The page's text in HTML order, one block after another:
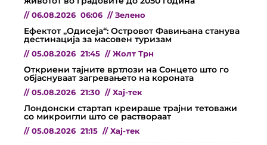
// 06.08.2026 06:06 // Зелено
Ефектот „Одисеја“: Островот Фавињана станува
дестинација за масовен туризам
// 05.08.2026 21:45 // Жолт Трн
Откриени тајните вртлози на Сонцето што го
објаснуваат загревањето на короната
// 05.08.2026 21:30 // Хај-тек
Лондонски стартап креираше трајни тетоважи
со микроигли што се раствораат
// 05.08.2026 21:15 // Хај-тек